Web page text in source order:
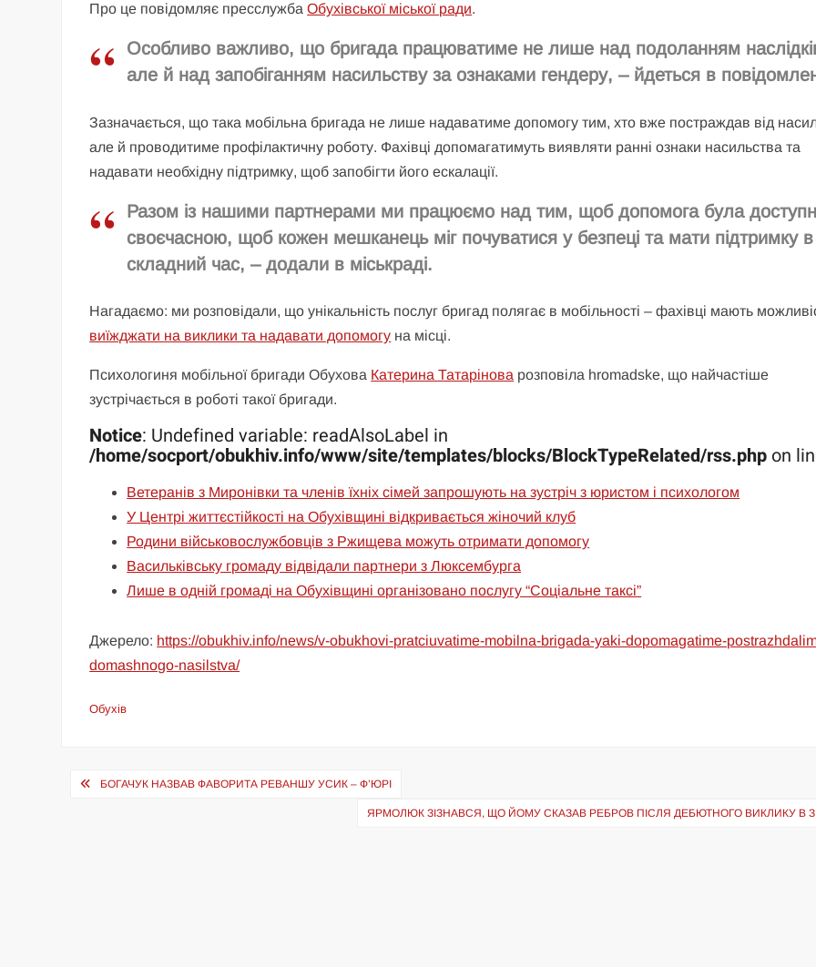
Про це повідомляє пресслужбаОбухівської міської ради.
Особливо важливо, що бригада працюватиме не лише над подоланням
але й над запобіганням насильству за ознаками гендеру, – йдеться в
Зазначається, що така мобільна бригада не лише надаватиме допомогу тим, хто вже постраждав від
але й проводитиме профілактичну роботу. Фахівці допомагатимуть виявляти ранні ознаки насильства та
надавати необхідну підтримку, щоб запобігти його ескалації.
Разом із нашими партнерами ми працюємо над тим, щоб допомога була
своєчасною, щоб кожен мешканець міг почуватися у безпеці та мати підтримку в
складний час, – додали в міськраді.
Нагадаємо: ми розповідали, що унікальність послуг бригад полягає в мобільності – фахівці мають
виїжджати на виклики та надавати допомогу на місці.
Психологиня мобільної бригади Обухова Катерина Татарінова розповіла hromadske, що найчастіше
зустрічається в роботі такої бригади.
Notice: Undefined variable: readAlsoLabel in
/home/socport/obukhiv.info/www/site/templates/blocks/BlockTypeRelated/rss.php on
Ветеранів з Миронівки та членів їхніх сімей запрошують на зустріч з юристом і психологом
У Центрі життєстійкості на Обухівщині відкривається жіночий клуб
Родини військовослужбовців з Ржищева можуть отримати допомогу
Васильківську громаду відвідали партнери з Люксембурга
Лише в одній громаді на Обухівщині організовано послугу “Соціальне таксі”
Джерело: https://obukhiv.info/news/v-obukhovi-pratciuvatime-mobilna-brigada-yaki-dopomagatime-
domashnogo-nasilstva/
Обухів
Навігація
БОГАЧУК НАЗВАВ ФАВОРИТА РЕВАНШУ УСИК – Ф’ЮРІ
ЯРМОЛЮК ЗІЗНАВСЯ, ЩО ЙОМУ СКАЗАВ РЕБРОВ ПІСЛЯ ДЕБЮТНОГО ВИКЛИКУ В